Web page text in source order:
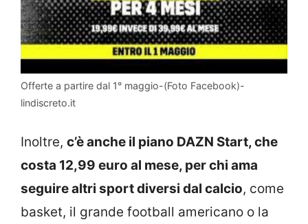
Offerte a partire dal 1° maggio-(Foto Facebook)-
lindiscreto.it
Inoltre, c’è anche il piano DAZN Start, che
costa 12,99 euro al mese, per chi ama
seguire altri sport diversi dal calcio, come
basket, il grande football americano o la